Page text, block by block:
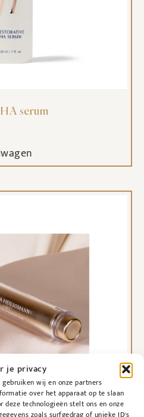
je privacy
wij en onze partners
over het apparaat op te slaan
deze technologieën stelt ons en onze
zoals surfgedrag of unieke ID's
serum